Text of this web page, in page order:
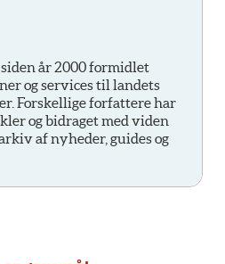
år 2000 formidlet
og services til landets
Forskellige forfattere har
og bidraget med viden
af nyheder, guides og